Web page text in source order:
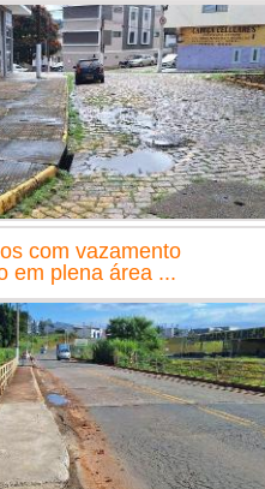
com vazamento
em plena área ...